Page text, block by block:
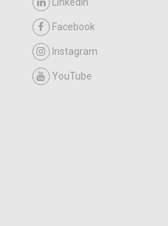
Facebook
Instagram
YouTube